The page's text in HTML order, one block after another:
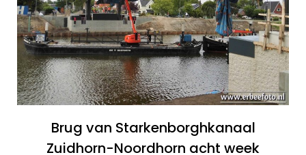
Brug van Starkenborghkanaal
Zuidhorn-Noordhorn acht week